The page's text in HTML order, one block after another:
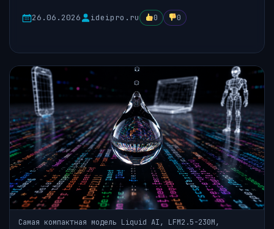
26.06.2026 ideipro.ru 0 0
Самая компактная модель Liquid AI, LFM2.5-230M,